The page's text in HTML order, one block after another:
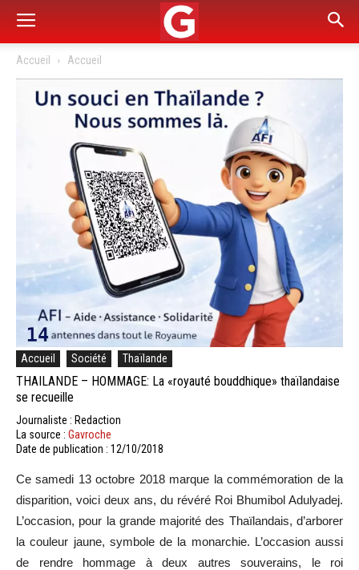
Accueil Accueil
Accueil Société Thaïlande
THAILANDE – HOMMAGE: La «royauté bouddhique» thaïlandaise
se recueille
Journaliste : Redaction
La source : Gavroche
Date de publication : 12/10/2018
Ce samedi 13 octobre 2018 marque la commémoration de la
disparition, voici deux ans, du révéré Roi Bhumibol Adulyadej.
L’occasion, pour la grande majorité des Thaïlandais, d’arborer
la couleur jaune, symbole de la monarchie. L’occasion aussi
de rendre hommage à deux autres souverains, le roi